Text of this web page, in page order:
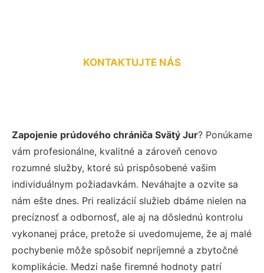
KONTAKTUJTE NÁS
Zapojenie prúdového chrániča Svätý Jur? Ponúkame
vám profesionálne, kvalitné a zároveň cenovo
rozumné služby, ktoré sú prispôsobené vašim
individuálnym požiadavkám. Neváhajte a ozvite sa
nám ešte dnes. Pri realizácií služieb dbáme nielen na
precíznosť a odbornosť, ale aj na dôslednú kontrolu
vykonanej práce, pretože si uvedomujeme, že aj malé
pochybenie môže spôsobiť nepríjemné a zbytočné
komplikácie. Medzi naše firemné hodnoty patrí